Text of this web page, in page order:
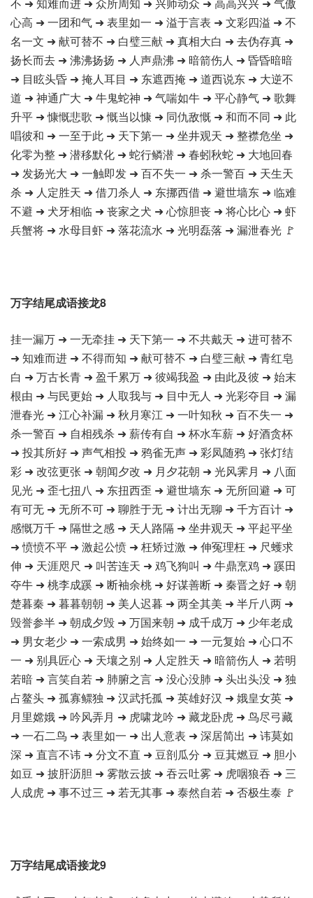
心高 ➜ 一团和气 ➜ 表里如一 ➜ 溢于言表 ➜ 文彩四溢 ➜ 不
名一文 ➜ 献可替不 ➜ 白璧三献 ➜ 真相大白 ➜ 去伪存真 ➜
扬长而去 ➜ 沸沸扬扬 ➜ 人声鼎沸 ➜ 暗箭伤人 ➜ 昏昏暗暗
➜ 目眩头昏 ➜ 掩人耳目 ➜ 东遮西掩 ➜ 道西说东 ➜ 大逆不
道 ➜ 神通广大 ➜ 牛鬼蛇神 ➜ 气喘如牛 ➜ 平心静气 ➜ 歌舞
升平 ➜ 慷慨悲歌 ➜ 慨当以慷 ➜ 同仇敌慨 ➜ 和而不同 ➜ 此
唱彼和 ➜ 一至于此 ➜ 天下第一 ➜ 坐井观天 ➜ 整襟危坐 ➜
化零为整 ➜ 潜移默化 ➜ 蛇行鳞潜 ➜ 春蚓秋蛇 ➜ 大地回春
➜ 发扬光大 ➜ 一触即发 ➜ 百不失一 ➜ 杀一警百 ➜ 天生天
杀 ➜ 人定胜天 ➜ 借刀杀人 ➜ 东挪西借 ➜ 避世墙东 ➜ 临难
不避 ➜ 犬牙相临 ➜ 丧家之犬 ➜ 心惊胆丧 ➜ 将心比心 ➜ 虾
兵蟹将 ➜ 水母目虾 ➜ 落花流水 ➜ 光明磊落 ➜ 漏泄春光 🚩
万字结尾成语接龙8
挂一漏万 ➜ 一无牵挂 ➜ 天下第一 ➜ 不共戴天 ➜ 进可替不
➜ 知难而进 ➜ 不得而知 ➜ 献可替不 ➜ 白璧三献 ➜ 青红皂
白 ➜ 万古长青 ➜ 盈千累万 ➜ 彼竭我盈 ➜ 由此及彼 ➜ 始末
根由 ➜ 与民更始 ➜ 人取我与 ➜ 目中无人 ➜ 光彩夺目 ➜ 漏
泄春光 ➜ 江心补漏 ➜ 秋月寒江 ➜ 一叶知秋 ➜ 百不失一 ➜
杀一警百 ➜ 自相残杀 ➜ 薪传有自 ➜ 杯水车薪 ➜ 好酒贪杯
➜ 投其所好 ➜ 声气相投 ➜ 鸦雀无声 ➜ 彩凤随鸦 ➜ 张灯结
彩 ➜ 改弦更张 ➜ 朝闻夕改 ➜ 月夕花朝 ➜ 光风霁月 ➜ 八面
见光 ➜ 歪七扭八 ➜ 东扭西歪 ➜ 避世墙东 ➜ 无所回避 ➜ 可
有可无 ➜ 无所不可 ➜ 聊胜于无 ➜ 计出无聊 ➜ 千方百计 ➜
感慨万千 ➜ 隔世之感 ➜ 天人路隔 ➜ 坐井观天 ➜ 平起平坐
➜ 愤愤不平 ➜ 激起公愤 ➜ 枉矫过激 ➜ 伸冤理枉 ➜ 尺蠖求
伸 ➜ 天涯咫尺 ➜ 叫苦连天 ➜ 鸡飞狗叫 ➜ 牛鼎烹鸡 ➜ 蹊田
夺牛 ➜ 桃李成蹊 ➜ 断袖余桃 ➜ 好谋善断 ➜ 秦晋之好 ➜ 朝
楚暮秦 ➜ 暮暮朝朝 ➜ 美人迟暮 ➜ 两全其美 ➜ 半斤八两 ➜
毁誉参半 ➜ 朝成夕毁 ➜ 万国来朝 ➜ 成千成万 ➜ 少年老成
➜ 男女老少 ➜ 一索成男 ➜ 始终如一 ➜ 一元复始 ➜ 心口不
一 ➜ 别具匠心 ➜ 天壤之别 ➜ 人定胜天 ➜ 暗箭伤人 ➜ 若明
若暗 ➜ 言笑自若 ➜ 肺腑之言 ➜ 没心没肺 ➜ 头出头没 ➜ 独
占鳌头 ➜ 孤寡鳏独 ➜ 汉武托孤 ➜ 英雄好汉 ➜ 娥皇女英 ➜
月里嫦娥 ➜ 吟风弄月 ➜ 虎啸龙吟 ➜ 藏龙卧虎 ➜ 鸟尽弓藏
➜ 一石二鸟 ➜ 表里如一 ➜ 出人意表 ➜ 深居简出 ➜ 讳莫如
深 ➜ 直言不讳 ➜ 分文不直 ➜ 豆剖瓜分 ➜ 豆萁燃豆 ➜ 胆小
如豆 ➜ 披肝沥胆 ➜ 雾散云披 ➜ 吞云吐雾 ➜ 虎咽狼吞 ➜ 三
人成虎 ➜ 事不过三 ➜ 若无其事 ➜ 泰然自若 ➜ 否极生泰 🚩
万字结尾成语接龙9